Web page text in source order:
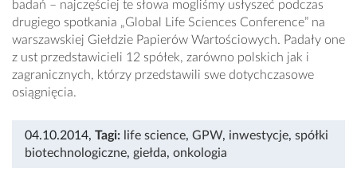
badań – najczęściej te słowa mogliśmy usłyszeć podczas
drugiego spotkania „Global Life Sciences Conference” na
warszawskiej Giełdzie Papierów Wartościowych. Padały one
z ust przedstawicieli 12 spółek, zarówno polskich jak i
zagranicznych, którzy przedstawili swe dotychczasowe
osiągnięcia.
04.10.2014, Tagi: life science, GPW, inwestycje, spółki
biotechnologiczne, giełda, onkologia